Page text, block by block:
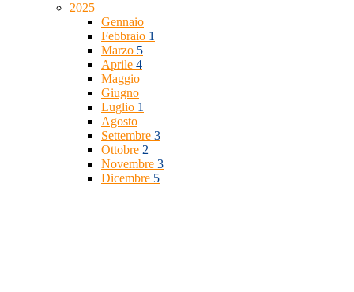
2025
Gennaio
Febbraio 1
Marzo 5
Aprile 4
Maggio
Giugno
Luglio 1
Agosto
Settembre 3
Ottobre 2
Novembre 3
Dicembre 5